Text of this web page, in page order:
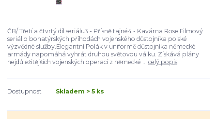
ČB/ Třetí a čtvrtý díl seriálu3 - Přísně tajné4 - Kavárna Rose.Filmový
seriál o bohatýrských příhodách vojenského důstojníka polské
výzvědné služby.Elegantní Polák v uniformě důstojníka německé
armády napomáhá vyhrát druhou světovou válku. Získává plány
nejdůležitějších vojenských operací z německé ... celý popis
Dostupnost Skladem > 5 ks